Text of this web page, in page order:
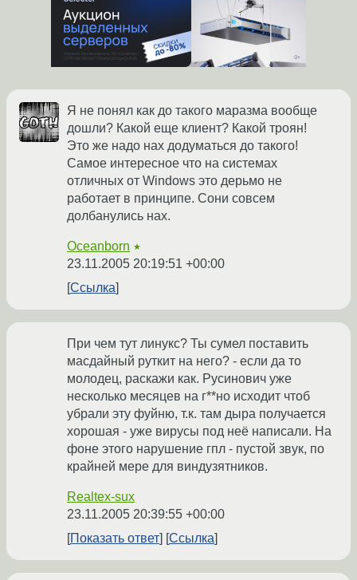
Я не понял как до такого маразма вообще
дошли? Какой еще клиент? Какой троян!
Это же надо нах додуматься до такого!
Самое интересное что на системах
отличных от Windows это дерьмо не
работает в принципе. Сони совсем
долбанулись нах.
Oceanborn ★
23.11.2005 20:19:51 +00:00
Ссылка
При чем тут линукс? Ты сумел поставить
масдайный руткит на него? - если да то
молодец, раскажи как. Русинович уже
несколько месяцев на г**но исходит чтоб
убрали эту фуйню, т.к. там дыра получается
хорошая - уже вирусы под неё написали. На
фоне этого нарушение гпл - пустой звук, по
крайней мере для виндузятников.
Realtex-sux
23.11.2005 20:39:55 +00:00
Показать ответ
Ссылка